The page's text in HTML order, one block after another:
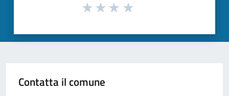
Contatta il comune